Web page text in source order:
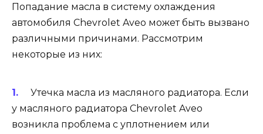
Попадание масла в систему охлаждения
автомобиля Chevrolet Aveo может быть вызвано
различными причинами. Рассмотрим
некоторые из них:
Утечка масла из масляного радиатора. Если
у масляного радиатора Chevrolet Aveo
возникла проблема с уплотнением или